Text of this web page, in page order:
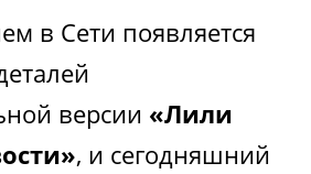
в Сети появляется
версии «Лили
, и сегодняшний